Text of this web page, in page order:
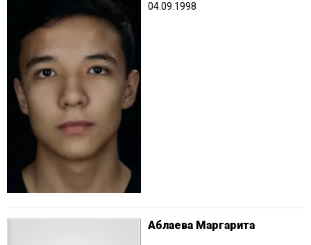
04.09.1998
Аблаева Маргарита